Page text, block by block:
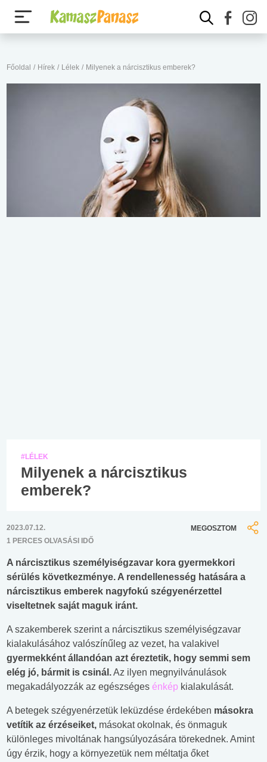
Főoldal / Hírek / Lélek / Milyenek a nárcisztikus emberek?
#LÉLEK
Milyenek a nárcisztikus
emberek?
2023.07.12.
1 PERCES OLVASÁSI IDŐ
MEGOSZTOM
A nárcisztikus személyiségzavar kora gyermekkori
sérülés következménye. A rendellenesség hatására a
nárcisztikus emberek nagyfokú szégyenérzettel
viseltetnek saját maguk iránt.
A szakemberek szerint a nárcisztikus személyiségzavar
kialakulásához valószínűleg az vezet, ha valakivel
gyermekként állandóan azt éreztetik, hogy semmi sem
elég jó, bármit is csinál.Az ilyen megnyilvánulások
megakadályozzák az egészséges énkép kialakulását.
A betegek szégyenérzetük leküzdése érdekében másokra
vetítik az érzéseiket, másokat okolnak, és önmaguk
különleges mivoltának hangsúlyozására törekednek. Amint
úgy érzik, hogy a környezetük nem méltatja őket